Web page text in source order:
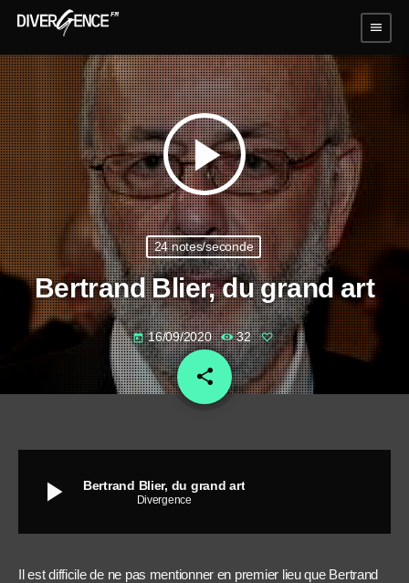
menu
play_arrow
24 notes/seconde
Bertrand Blier, du grand art
today 16/09/2020 32
share
email
play_arrow Bertrand Blier, du grand art
Divergence
Il est difficile de ne pas mentionner en premier lieu que Bertrand